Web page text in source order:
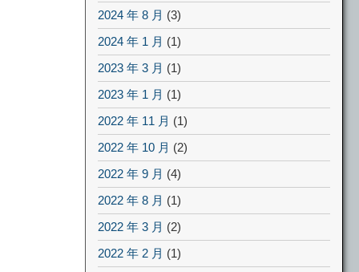
2024 年 8 月 (3)
2024 年 1 月 (1)
2023 年 3 月 (1)
2023 年 1 月 (1)
2022 年 11 月 (1)
2022 年 10 月 (2)
2022 年 9 月 (4)
2022 年 8 月 (1)
2022 年 3 月 (2)
2022 年 2 月 (1)